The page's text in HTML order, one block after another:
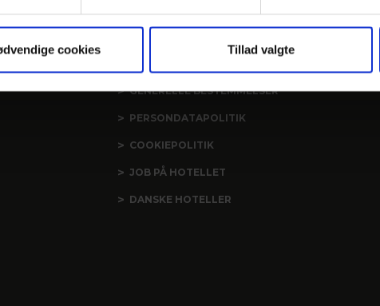
cookies Tillad valgte
LINKS
GENERELLE BESTEMMELSER
PERSONDATAPOLITIK
COOKIEPOLITIK
JOB PÅ HOTELLET
DANSKE HOTELLER